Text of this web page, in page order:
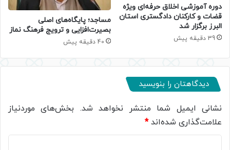
دوره آموزشی اخلاق حرفه‌ای ویژه
قضات و کارکنان دادگستری استان
البرز برگزار شد
39 دقیقه پیش
​مساجد؛ پایگاه‌های اصلی
بصیرت‌افزایی و ترویج فرهنگ نماز
40 دقیقه پیش
دیدگاهتان را بنویسید
نشانی ایمیل شما منتشر نخواهد شد. بخش‌های موردنیاز
علامت‌گذاری شده‌اند*